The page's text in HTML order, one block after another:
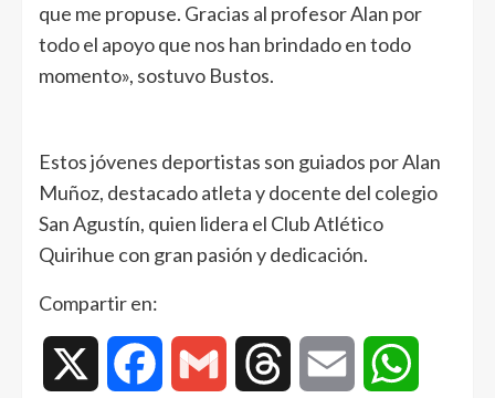
que me propuse. Gracias al profesor Alan por
todo el apoyo que nos han brindado en todo
momento», sostuvo Bustos.
Estos jóvenes deportistas son guiados por Alan
Muñoz, destacado atleta y docente del colegio
San Agustín, quien lidera el Club Atlético
Quirihue con gran pasión y dedicación.
Compartir en:
Facebook Gmail Threads Email